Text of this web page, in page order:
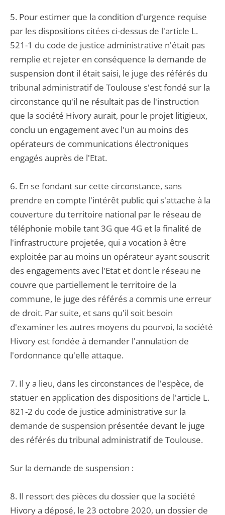
5. Pour estimer que la condition d'urgence requise
par les dispositions citées ci-dessus de l'article L.
521-1 du code de justice administrative n'était pas
remplie et rejeter en conséquence la demande de
suspension dont il était saisi, le juge des référés du
tribunal administratif de Toulouse s'est fondé sur la
circonstance qu'il ne résultait pas de l'instruction
que la société Hivory aurait, pour le projet litigieux,
conclu un engagement avec l'un au moins des
opérateurs de communications électroniques
engagés auprès de l'Etat.
6. En se fondant sur cette circonstance, sans
prendre en compte l'intérêt public qui s'attache à la
couverture du territoire national par le réseau de
téléphonie mobile tant 3G que 4G et la finalité de
l'infrastructure projetée, qui a vocation à être
exploitée par au moins un opérateur ayant souscrit
des engagements avec l'Etat et dont le réseau ne
couvre que partiellement le territoire de la
commune, le juge des référés a commis une erreur
de droit. Par suite, et sans qu'il soit besoin
d'examiner les autres moyens du pourvoi, la société
Hivory est fondée à demander l'annulation de
l'ordonnance qu'elle attaque.
7. Il y a lieu, dans les circonstances de l'espèce, de
statuer en application des dispositions de l'article L.
821-2 du code de justice administrative sur la
demande de suspension présentée devant le juge
des référés du tribunal administratif de Toulouse.
Sur la demande de suspension :
8. Il ressort des pièces du dossier que la société
Hivory a déposé, le 23 octobre 2020, un dossier de